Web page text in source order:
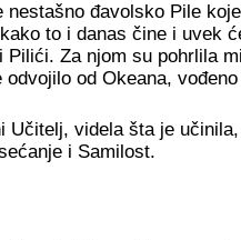
đavolsko Pile
to i danas čine i uvek
Za njom su pohrlila
od Okeana,
Učitelj, videla šta je
i Samilost.